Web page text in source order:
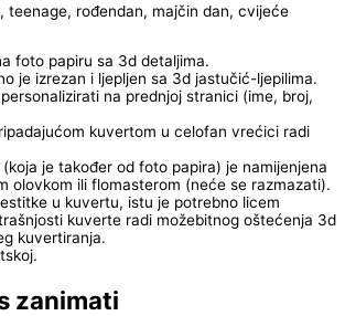
teenage, rođendan, majčin dan, cvijeće
foto papiru sa 3d detaljima.
je izrezan i ljepljen sa 3d jastučić-ljepilima.
na prednjoj stranici (ime, broj,
kuvertom u celofan vrećici radi
je također od foto papira) je namijenjena
olovkom ili flomasterom (neće se razmazati).
u kuvertu, istu je potrebno licem
kuverte radi možebitnog oštećenja 3d
kuvertiranja.
zanimati